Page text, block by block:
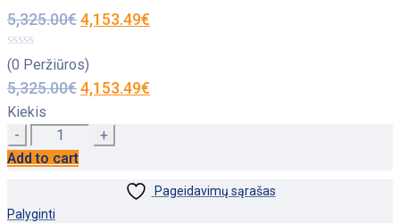
5,325.00€4,153.49€
(0 Peržiūros)
5,325.00€4,153.49€
Kiekis
Quantity
Add to cart
Pageidavimų sąrašas
Palyginti